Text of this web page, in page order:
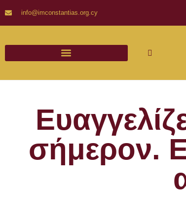
info@imconstantias.org.cy
σήμερον.